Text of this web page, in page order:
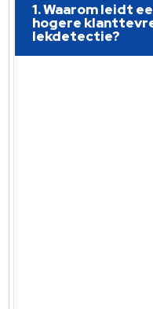
1. Waarom leidt
hogere
lekdetectie?